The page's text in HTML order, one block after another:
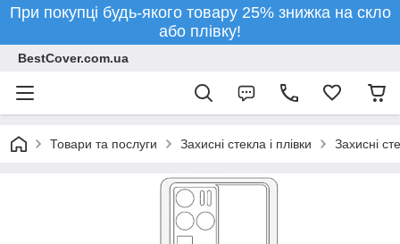
При покупці будь-якого товару 25% знижка на скло
або плівку!
BestCover.com.ua
Товари та послуги Захисні стекла і плівки Захисні